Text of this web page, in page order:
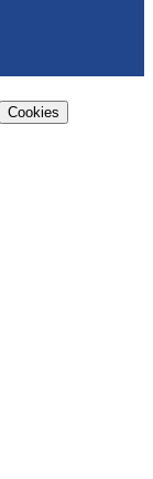
Cookies